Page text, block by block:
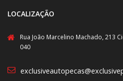
LOCALIZAÇÃO
Rua João Marcelino Machado, 213
040